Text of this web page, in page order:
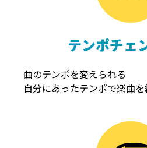
テンポチェ
曲のテンポを変えられる
自分にあったテンポで楽曲を